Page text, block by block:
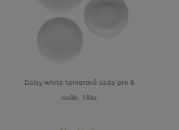
Daisy white tanierová sada pre 6
osôb, 18ks